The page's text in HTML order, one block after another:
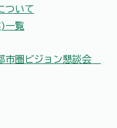
ついて
一覧
市圏ビジョン懇談会